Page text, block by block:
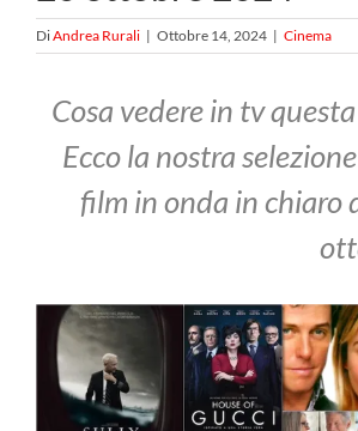
DiAndrea Rurali | Ottobre 14, 2024 | Cinema
Cosa vedere in tv
Ecco la nostra
film in onda in chiaro